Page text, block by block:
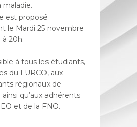
maladie.
est proposé
le Mardi 25 novembre
à 20h.
à tous les étudiants,
du LURCO, aux
régionaux de
ainsi qu’aux adhérents
et de la FNO.